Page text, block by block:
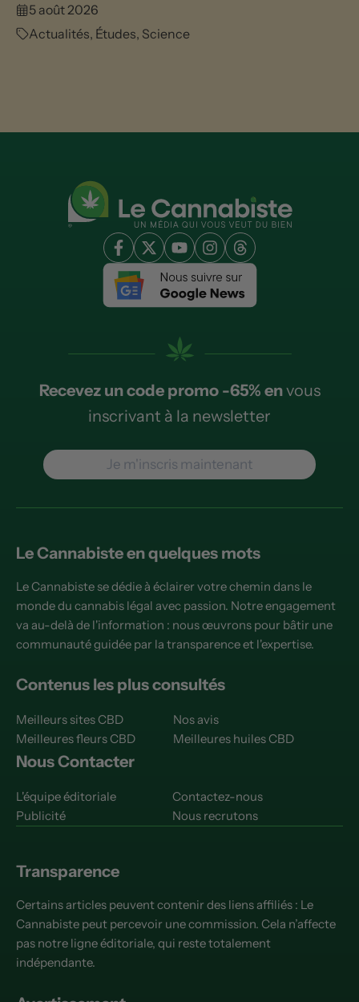
5 août 2026
Actualités, Études, Science
Recevez un code promo -65% envous
inscrivant à la newsletter
Je m'inscris maintenant
Le Cannabiste en quelques mots
Le Cannabiste se dédie à éclairer votre chemin dans le
monde du cannabis légal avec passion. Notre engagement
va au-delà de l'information : nous œuvrons pour bâtir une
communauté guidée par la transparence et l'expertise.
Contenus les plus consultés
Meilleurs sites CBD
Nos avis
Meilleures fleurs CBD
Meilleures huiles CBD
Nous Contacter
L'équipe éditoriale
Contactez-nous
Publicité
Nous recrutons
Transparence
Certains articles peuvent contenir des liens affiliés : Le
Cannabiste peut percevoir une commission. Cela n’affecte
pas notre ligne éditoriale, qui reste totalement
indépendante.